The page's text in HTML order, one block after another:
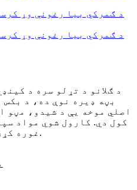
د ګلانو د تړلو سره د
بڼه ډیره نوې ده، د
اصلي موخه یې د شیدو، مڼو
کول دي. کارول شوي مواد
غوره کړئ تور کارت یا کرافټ کاغذ.